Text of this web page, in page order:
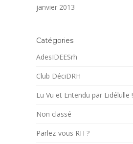
janvier 2013
Catégories
AdesIDEESrh
Club DéciDRH
Lu Vu et Entendu par Lidélulle !
Non classé
Parlez-vous RH ?